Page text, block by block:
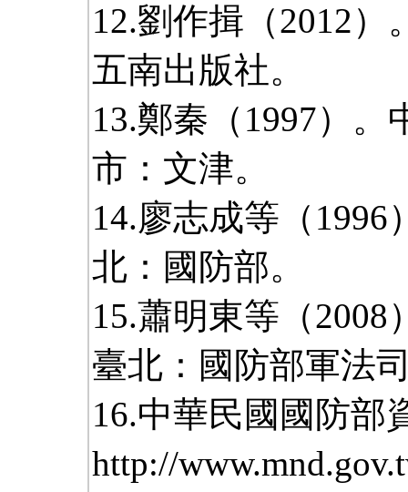
12.劉作揖（2012
五南出版社。
13.鄭秦（1997）
市：文津。
14.廖志成等（
北：國防部。
15.蕭明東等（
臺北：國防部軍法
16.中華民國國防部
http://